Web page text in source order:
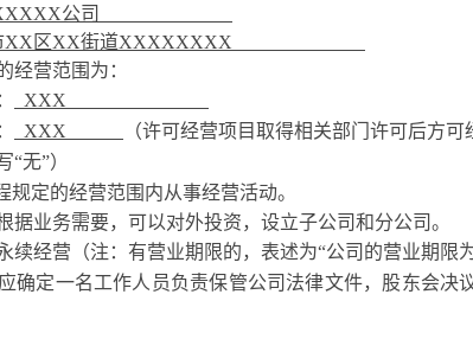
公司
XX 区XX街道XXXXXXXX
经营范围为：
XXX
XXX
（许可经营项目取得相关部门许可后方
“无”）
规定的经营范围内从事经营活动。
据业务需要，可以对外投资，设立子公司和分公司。
续经营（注：有营业期限的，表述为“公司的营业期限
确定一名工作人员负责保管公司法律文件，股东会